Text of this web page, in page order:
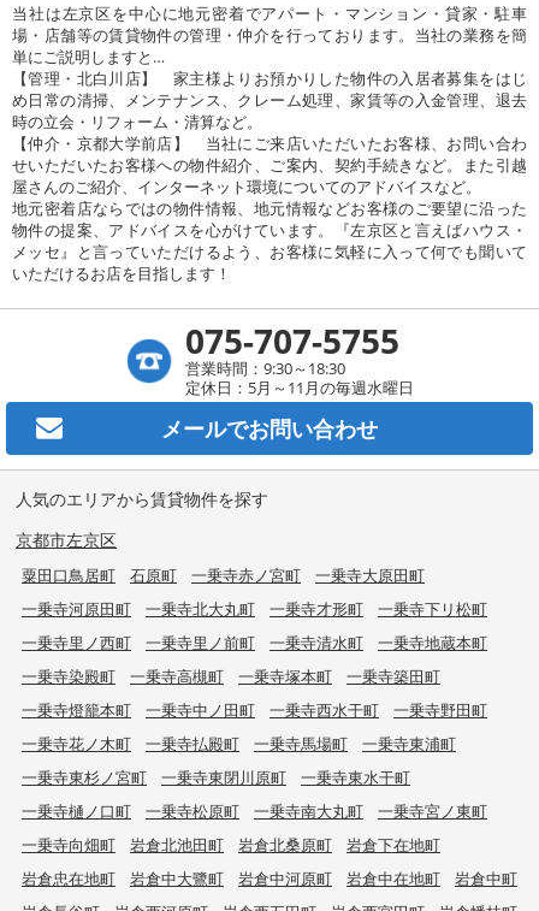
当社は左京区を中心に地元密着でアパート・マンション・貸家・駐車
場・店舗等の賃貸物件の管理・仲介を行っております。当社の業務を簡
単にご説明しますと…
【管理・北白川店】 家主様よりお預かりした物件の入居者募集をはじ
め日常の清掃、メンテナンス、クレーム処理、家賃等の入金管理、退去
時の立会・リフォーム・清算など。
【仲介・京都大学前店】 当社にご来店いただいたお客様、お問い合わ
せいただいたお客様への物件紹介、ご案内、契約手続きなど。また引越
屋さんのご紹介、インターネット環境についてのアドバイスなど。
地元密着店ならではの物件情報、地元情報などお客様のご要望に沿った
物件の提案、アドバイスを心がけています。『左京区と言えばハウス・
メッセ』と言っていただけるよう、お客様に気軽に入って何でも聞いて
いただけるお店を目指します！
075-707-5755
営業時間：9:30～18:30
定休日：5月～11月の毎週水曜日
メールでお問い合わせ
人気のエリアから賃貸物件を探す
京都市左京区
粟田口鳥居町 石原町 一乗寺赤ノ宮町
一乗寺大原田町
一乗寺河原田町
一乗寺北大丸町 一乗寺才形町
一乗寺下リ松町
一乗寺里ノ西町
一乗寺里ノ前町 一乗寺清水町
一乗寺地蔵本町
一乗寺染殿町
一乗寺高槻町 一乗寺塚本町
一乗寺築田町
一乗寺燈籠本町
一乗寺中ノ田町 一乗寺西水干町
一乗寺野田町
一乗寺花ノ木町
一乗寺払殿町 一乗寺馬場町
一乗寺東浦町
一乗寺東杉ノ宮町
一乗寺東閉川原町
一乗寺東水干町
一乗寺樋ノ口町
一乗寺松原町 一乗寺南大丸町
一乗寺宮ノ東町
一乗寺向畑町
岩倉北池田町 岩倉北桑原町
岩倉下在地町
岩倉忠在地町
岩倉中大鷺町 岩倉中河原町 岩倉中在地町
岩倉中町